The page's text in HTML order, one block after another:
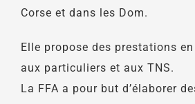
Corse et dans les Dom.
Elle propose des prestations
aux particuliers et aux TNS.
La FFA a pour but d’élaborer